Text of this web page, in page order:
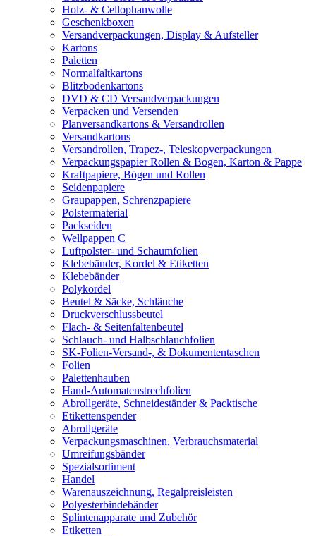
Holz- & Cellophanwolle
Geschenkboxen
Versandverpackungen, Display & Aufsteller
Kartons
Paletten
Normalfaltkartons
Blitzbodenkartons
DVD & CD Versandverpackungen
Verpacken und Versenden
Planversandkartons & Versandrollen
Versandkartons
Versandrollen, Trapez-, Teleskopverpackungen
Verpackungspapier Rollen & Bogen, Karton & Pappe
Kraftpapiere, Bögen und Rollen
Seidenpapiere
Graupappen, Schrenzpapiere
Polstermaterial
Packseiden
Wellpappen C
Luftpolster- und Schaumfolien
Klebebänder, Kordel & Etiketten
Klebebänder
Polykordel
Beutel & Säcke, Schläuche
Druckverschlussbeutel
Flach- & Seitenfaltenbeutel
Schlauch- und Halbschlauchfolien
SK-Folien-Versand-, & Dokumententaschen
Folien
Palettenhauben
Hand-Automatenstrechfolien
Abrollgeräte, Schneideständer & Packtische
Etikettenspender
Abrollgeräte
Verpackungsmaschinen, Verbrauchsmaterial
Umreifungsbänder
Spezialsortiment
Handel
Warenauszeichnung, Regalpreisleisten
Polyesterbindebänder
Splintenapparate und Zubehör
Etiketten